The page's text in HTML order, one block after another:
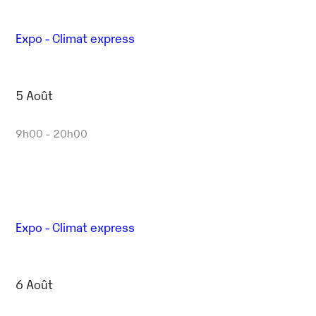
Expo - Climat express
5 Août
9h00 - 20h00
Expo - Climat express
6 Août